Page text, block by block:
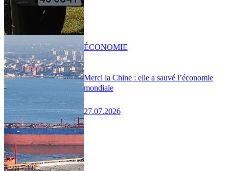
Merci la Chine : elle a sauvé l’économie
mondiale
27.07.2026
ÉCONOMIE